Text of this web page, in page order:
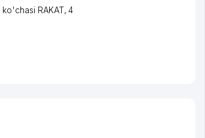
ko'chasi RAKAT, 4